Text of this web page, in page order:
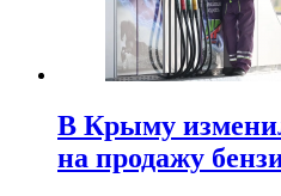
В Крыму
на продажу